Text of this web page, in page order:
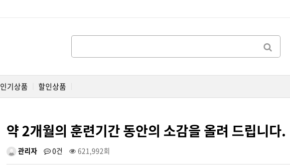
인기상품 할인상품
약 2개월의 훈련기간 동안의 소감을 올려 드립니다.
관리자 0건 621,992회